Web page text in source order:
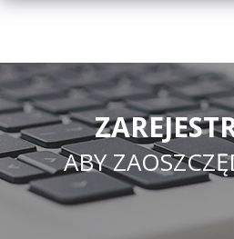
ABY